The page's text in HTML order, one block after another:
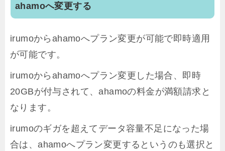
ahamoへ変更する
irumoからahamoへプラン変更が可能で即時適用
が可能です。
irumoからahamoへプラン変更した場合、即時
20GBが付与されて、ahamoの料金が満額請求と
なります。
irumoのギガを超えてデータ容量不足になった場
合は、ahamoへプラン変更するというのも選択と